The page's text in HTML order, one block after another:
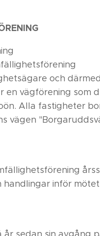
och
en vägförening som
Alla fastigheter
vägen
handlingar inför